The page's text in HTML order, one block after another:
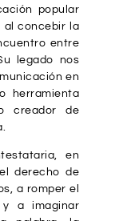
popular
al concebir la
entre
legado nos
en
herramienta
creador de
en
derecho de
a romper el
y a imaginar